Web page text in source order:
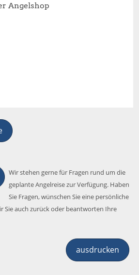
Angelshop
Wir stehen gerne für Fragen rund um die
geplante Angelreise zur Verfügung. Haben
Sie Fragen, wünschen Sie eine persönliche
Sie auch zurück oder beantworten Ihre
ausdrucken